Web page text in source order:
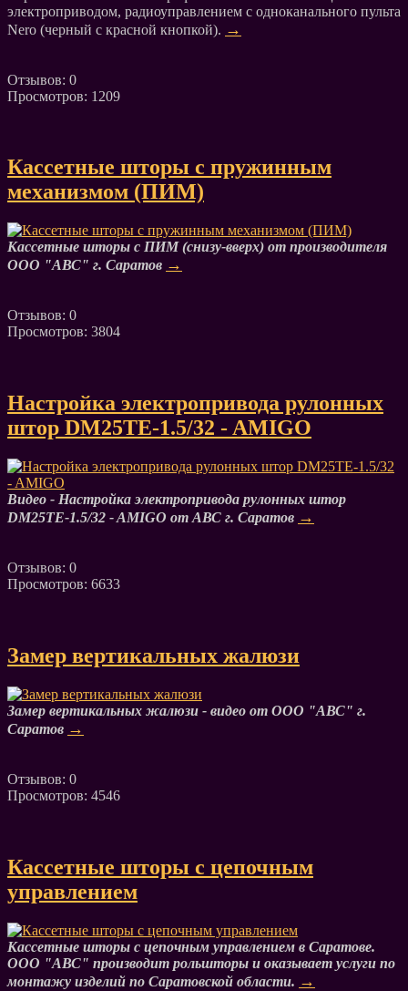
электроприводом, радиоуправлением с одноканального пульта
Nero (черный с красной кнопкой). →
Отзывов: 0
Просмотров: 1209
Кассетные шторы с пружинным
механизмом (ПИМ)
Кассетные шторы с ПИМ (снизу-вверх) от производителя
ООО "АВС" г. Саратов →
Отзывов: 0
Просмотров: 3804
Настройка электропривода рулонных
штор DM25TE-1.5/32 - AMIGO
Видео - Настройка электропривода рулонных штор
DM25TE-1.5/32 - AMIGO от АВС г. Саратов →
Отзывов: 0
Просмотров: 6633
Замер вертикальных жалюзи
Замер вертикальных жалюзи - видео от ООО "АВС" г.
Саратов →
Отзывов: 0
Просмотров: 4546
Кассетные шторы с цепочным
управлением
Кассетные шторы с цепочным управлением в Саратове.
ООО "АВС" производит рольшторы и оказывает услуги по
монтажу изделий по Саратовской области. →